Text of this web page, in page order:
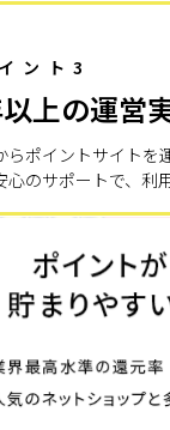
ント3
上の運営
らポイントサイトを
心のサポートで、利